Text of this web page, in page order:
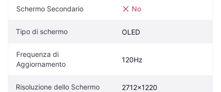
Schermo Secondario No
Tipo di schermo OLED
Frequenza di
Aggiornamento
120Hz
Risoluzione dello Schermo 2712x1220